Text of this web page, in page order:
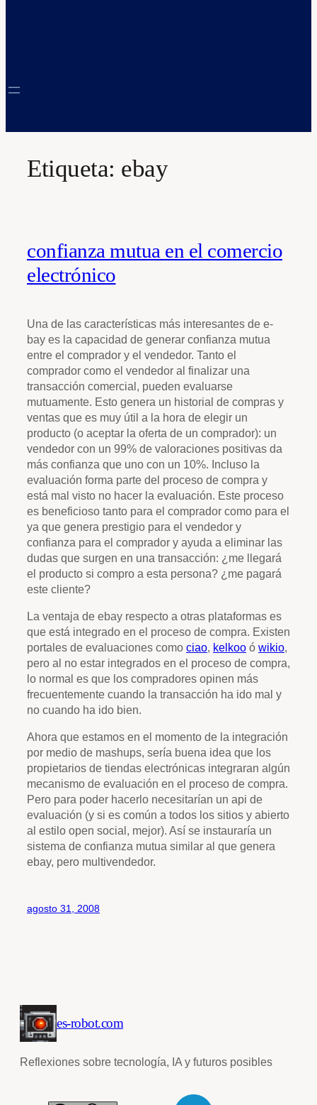
Etiqueta: ebay
confianza mutua en el comercio
electrónico
Una de las características más interesantes de e-
bay es la capacidad de generar confianza mutua
entre el comprador y el vendedor. Tanto el
comprador como el vendedor al finalizar una
transacción comercial, pueden evaluarse
mutuamente. Esto genera un historial de compras y
ventas que es muy útil a la hora de elegir un
producto (o aceptar la oferta de un comprador): un
vendedor con un 99% de valoraciones positivas da
más confianza que uno con un 10%. Incluso la
evaluación forma parte del proceso de compra y
está mal visto no hacer la evaluación. Este proceso
es beneficioso tanto para el comprador como para el
ya que genera prestigio para el vendedor y
confianza para el comprador y ayuda a eliminar las
dudas que surgen en una transacción: ¿me llegará
el producto si compro a esta persona? ¿me pagará
este cliente?
La ventaja de ebay respecto a otras plataformas es
que está integrado en el proceso de compra. Existen
portales de evaluaciones como ciao, kelkoo ó wikio,
pero al no estar integrados en el proceso de compra,
lo normal es que los compradores opinen más
frecuentemente cuando la transacción ha ido mal y
no cuando ha ido bien.
Ahora que estamos en el momento de la integración
por medio de mashups, sería buena idea que los
propietarios de tiendas electrónicas integraran algún
mecanismo de evaluación en el proceso de compra.
Pero para poder hacerlo necesitarían un api de
evaluación (y si es común a todos los sitios y abierto
al estilo open social, mejor). Así se instauraría un
sistema de confianza mutua similar al que genera
ebay, pero multivendedor.
agosto 31, 2008
es-robot.com
Reflexiones sobre tecnología, IA y futuros posibles